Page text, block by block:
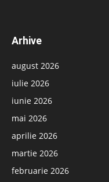
Arhive
august 2026
iulie 2026
iunie 2026
mai 2026
aprilie 2026
martie 2026
februarie 2026